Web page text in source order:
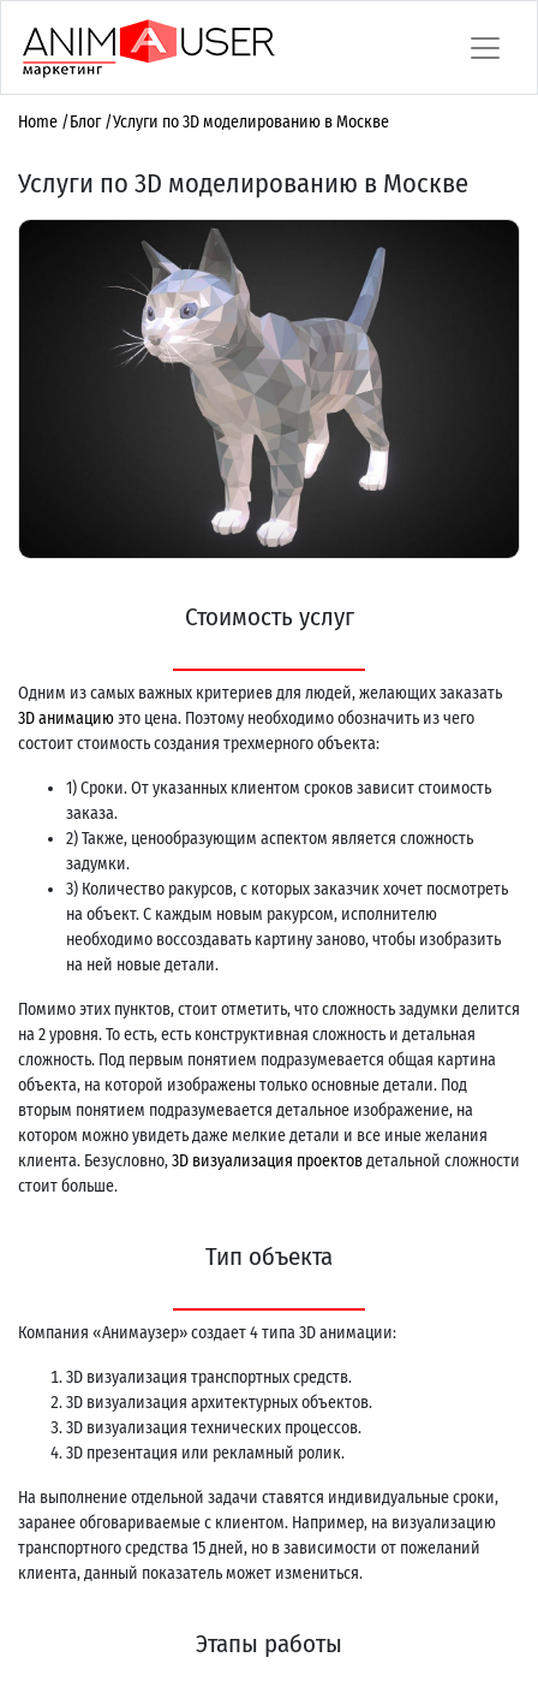
Home /Блог /Услуги по 3D моделированию в Москве
Услуги по 3D моделированию в Москве
Стоимость услуг
Одним из самых важных критериев для людей, желающих заказать
3D анимациюэто цена. Поэтому необходимо обозначить из чего
состоит стоимость создания трехмерного объекта:
1) Сроки. От указанных клиентом сроков зависит стоимость
заказа.
2) Также, ценообразующим аспектом является сложность
задумки.
3) Количество ракурсов, с которых заказчик хочет посмотреть
на объект. С каждым новым ракурсом, исполнителю
необходимо воссоздавать картину заново, чтобы изобразить
на ней новые детали.
Помимо этих пунктов, стоит отметить, что сложность задумки делится
на 2 уровня. То есть, есть конструктивная сложность и детальная
сложность. Под первым понятием подразумевается общая картина
объекта, на которой изображены только основные детали. Под
вторым понятием подразумевается детальное изображение, на
котором можно увидеть даже мелкие детали и все иные желания
клиента. Безусловно,3D визуализация проектовдетальной сложности
стоит больше.
Тип объекта
Компания «Анимаузер» создает 4 типа 3D анимации:
3D визуализация транспортных средств.
3D визуализация архитектурных объектов.
3D визуализация технических процессов.
3D презентация или рекламный ролик.
На выполнение отдельной задачи ставятся индивидуальные сроки,
заранее обговариваемые с клиентом. Например, на визуализацию
транспортного средства 15 дней, но в зависимости от пожеланий
клиента, данный показатель может измениться.
Этапы работы